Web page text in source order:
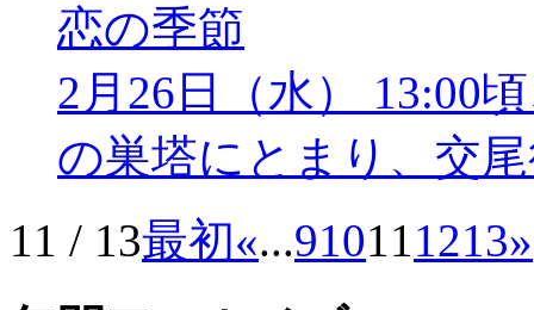
恋の季節
2月26日（水） 13:00
の巣塔にとまり、交
11 / 13最初«...910111213»